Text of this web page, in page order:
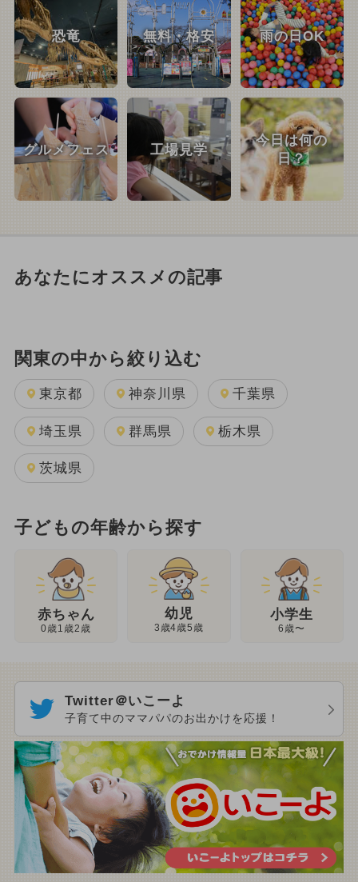
恐竜 無料・格安 雨の日OK
グルメフェス 工場見学
今日は何の
日？
あなたにオススメの記事
関東の中から絞り込む
東京都 神奈川県 千葉県
埼玉県 群馬県 栃木県
茨城県
子どもの年齢から探す
赤ちゃん
0歳1歳2歳
幼児
3歳4歳5歳
小学生
6歳〜
Twitter＠いこーよ
子育て中のママパパのお出かけを応援！